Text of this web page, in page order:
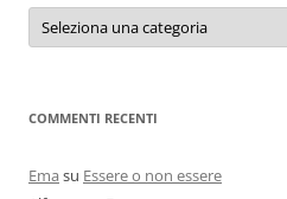
Categorie
autori
COMMENTI RECENTI
Ema su Essere o non essere